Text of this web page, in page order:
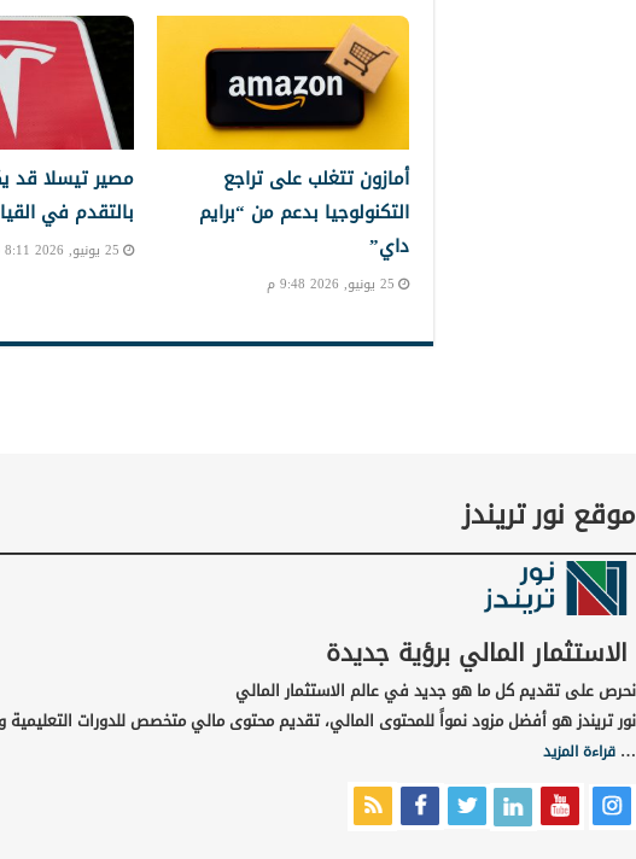
أمازون تتغلب على تراجع
التكنولوجيا بدعم من “برايم
داي”
25 يونيو, 2026 9:48 م
مصير تيسلا قد
بالتقدم في
25 يونيو, 2026 8:11 م
موقع نور تريندز
الاستثمار المالي برؤية جديدة
نحرص على تقديم كل ما هو جديد في عالم الاستثمار المالي
نور تريندز هو أفضل مزود نمواً للمحتوى المالي، تقديم محتوى مالي متخصص للدورات
… قراءة المزيد